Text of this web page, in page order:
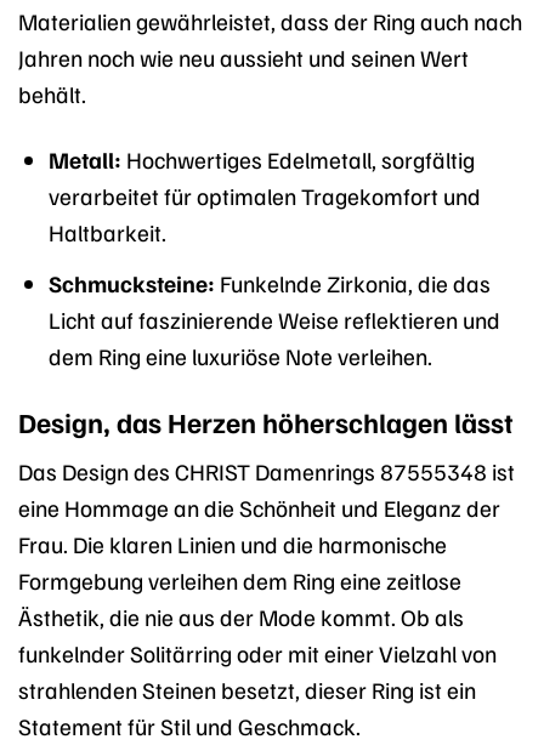
Materialien gewährleistet, dass der Ring auch nach
Jahren noch wie neu aussieht und seinen Wert
behält.
Metall: Hochwertiges Edelmetall, sorgfältig
verarbeitet für optimalen Tragekomfort und
Haltbarkeit.
Schmucksteine: Funkelnde Zirkonia, die das
Licht auf faszinierende Weise reflektieren und
dem Ring eine luxuriöse Note verleihen.
Design, das Herzen höherschlagen lässt
Das Design des CHRIST Damenrings 87555348 ist
eine Hommage an die Schönheit und Eleganz der
Frau. Die klaren Linien und die harmonische
Formgebung verleihen dem Ring eine zeitlose
Ästhetik, die nie aus der Mode kommt. Ob als
funkelnder Solitärring oder mit einer Vielzahl von
strahlenden Steinen besetzt, dieser Ring ist ein
Statement für Stil und Geschmack.